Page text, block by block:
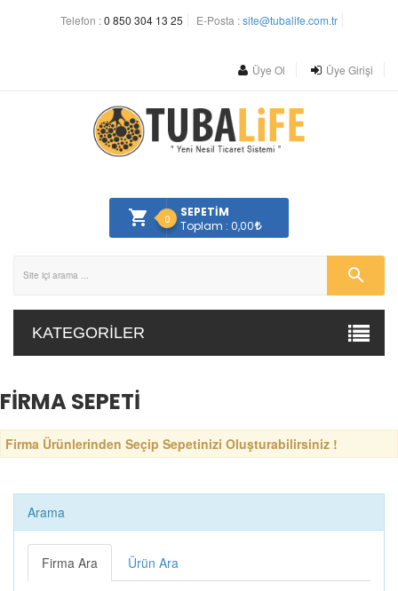
Telefon :0 850 304 13 25 E-Posta :site@tubalife.com.tr
Üye Ol Üye Girişi
SEPETİM
0 Toplam : 0,00
KATEGORILER
FİRMA SEPETİ
Firma Ürünlerinden Seçip Sepetinizi Oluşturabilirsiniz !
Arama
Firma Ara Ürün Ara